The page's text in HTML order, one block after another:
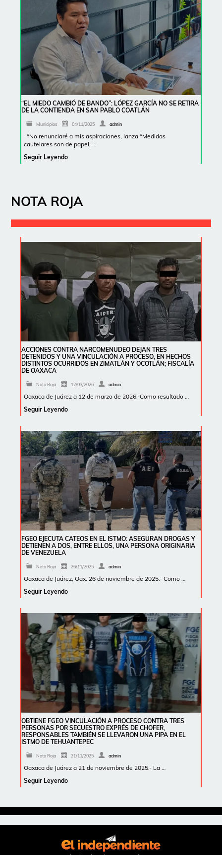
“EL MIEDO CAMBIÓ DE BANDO”: LÓPEZ GARCÍA NO SE RETIRA
DE LA CONTIENDA EN SAN PABLO COATLÁN
Municipios 04/11/2025 admin
*No renunciaré a mis aspiraciones, lanza *Medidas
cautelares son de papel, …
Seguir Leyendo
NOTA ROJA
ACCIONES CONTRA NARCOMENUDEO DEJAN TRES
DETENIDOS Y UNA VINCULACIÓN A PROCESO, EN HECHOS
DISTINTOS OCURRIDOS EN ZIMATLÁN Y OCOTLÁN; FISCALÍA
DE OAXACA
Nota Roja 12/03/2026 admin
Oaxaca de Juárez a 12 de marzo de 2026.-Como resultado …
Seguir Leyendo
FGEO EJECUTA CATEOS EN EL ISTMO: ASEGURAN DROGAS Y
DETIENEN A DOS, ENTRE ELLOS, UNA PERSONA ORIGINARIA
DE VENEZUELA
Nota Roja 26/11/2025 admin
Oaxaca de Juárez, Oax. 26 de noviembre de 2025.- Como …
Seguir Leyendo
OBTIENE FGEO VINCULACIÓN A PROCESO CONTRA TRES
PERSONAS POR SECUESTRO EXPRÉS DE CHOFER,
RESPONSABLES TAMBIÉN SE LLEVARON UNA PIPA EN EL
ISTMO DE TEHUANTEPEC
Nota Roja 21/11/2025 admin
Oaxaca de Juárez a 21 de noviembre de 2025.- La …
Seguir Leyendo